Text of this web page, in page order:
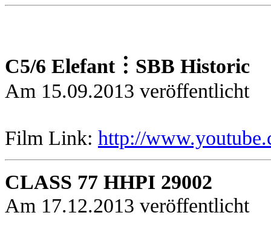
C5/6 Elefant︙SBB Historic
Am 15.09.2013 veröffentlicht
Film Link: http://
CLASS 77 HHPI 29002
Am 17.12.2013 veröffentlicht